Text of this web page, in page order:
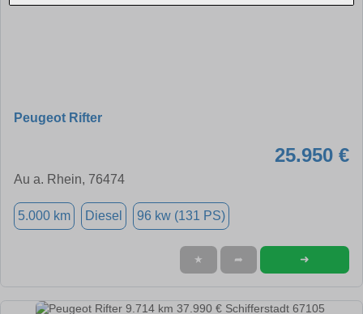
Peugeot Rifter
25.950 €
Au a. Rhein, 76474
5.000 km Diesel 96 kw (131 PS)
★ ➦ ➜